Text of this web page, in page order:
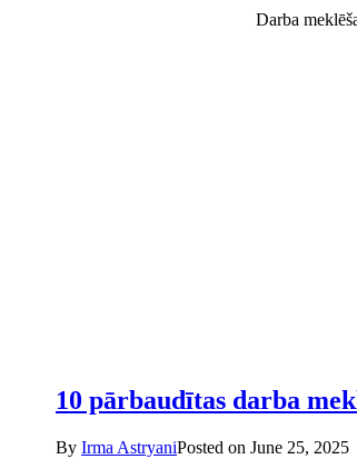
Darba
10 pārbaudītas darba
By Irma AstryaniPosted on June 25, 2025